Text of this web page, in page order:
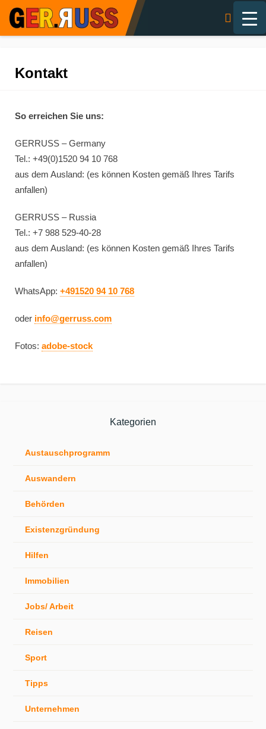
Kontakt
So erreichen Sie uns:
GERRUSS – Germany
Tel.: +49(0)1520 94 10 768
aus dem Ausland: (es können Kosten gemäß Ihres Tarifs
anfallen)
GERRUSS – Russia
Tel.: +7 988 529-40-28
aus dem Ausland: (es können Kosten gemäß Ihres Tarifs
anfallen)
WhatsApp: +491520 94 10 768
oder info@gerruss.com
Fotos: adobe-stock
Kategorien
Austauschprogramm
Auswandern
Behörden
Existenzgründung
Hilfen
Immobilien
Jobs/ Arbeit
Reisen
Sport
Tipps
Unternehmen